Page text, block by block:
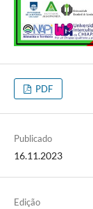
PDF
Publicado
16.11.2023
Edição